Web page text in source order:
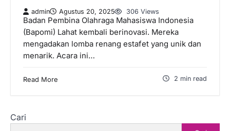
admin Agustus 20, 2025 306 Views
Badan Pembina Olahraga Mahasiswa Indonesia
(Bapomi) Lahat kembali berinovasi. Mereka
mengadakan lomba renang estafet yang unik dan
menarik. Acara ini…
Read More 2 min read
Cari